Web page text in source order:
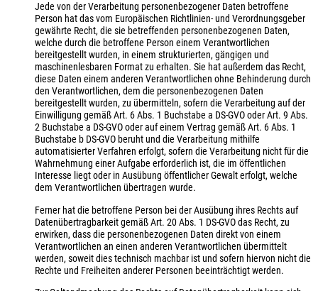
Jede von der Verarbeitung personenbezogener Daten betroffene
Person hat das vom Europäischen Richtlinien- und Verordnungsgeber
gewährte Recht, die sie betreffenden personenbezogenen Daten,
welche durch die betroffene Person einem Verantwortlichen
bereitgestellt wurden, in einem strukturierten, gängigen und
maschinenlesbaren Format zu erhalten. Sie hat außerdem das Recht,
diese Daten einem anderen Verantwortlichen ohne Behinderung durch
den Verantwortlichen, dem die personenbezogenen Daten
bereitgestellt wurden, zu übermitteln, sofern die Verarbeitung auf der
Einwilligung gemäß Art. 6 Abs. 1 Buchstabe a DS-GVO oder Art. 9 Abs.
2 Buchstabe a DS-GVO oder auf einem Vertrag gemäß Art. 6 Abs. 1
Buchstabe b DS-GVO beruht und die Verarbeitung mithilfe
automatisierter Verfahren erfolgt, sofern die Verarbeitung nicht für die
Wahrnehmung einer Aufgabe erforderlich ist, die im öffentlichen
Interesse liegt oder in Ausübung öffentlicher Gewalt erfolgt, welche
dem Verantwortlichen übertragen wurde.
Ferner hat die betroffene Person bei der Ausübung ihres Rechts auf
Datenübertragbarkeit gemäß Art. 20 Abs. 1 DS-GVO das Recht, zu
erwirken, dass die personenbezogenen Daten direkt von einem
Verantwortlichen an einen anderen Verantwortlichen übermittelt
werden, soweit dies technisch machbar ist und sofern hiervon nicht die
Rechte und Freiheiten anderer Personen beeinträchtigt werden.